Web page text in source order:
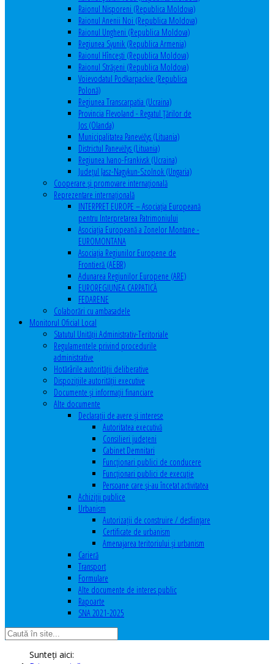
Raionul Nisporeni (Republica Moldova)
Raionul Anenii Noi (Republica Moldova)
Raionul Ungheni (Republica Moldova)
Regiunea Syunik (Republica Armenia)
Raionul Hîncești (Republica Moldova)
Raionul Străşeni (Republica Moldova)
Voievodatul Podkarpackie (Republica
Polonă)
Regiunea Transcarpatia (Ucraina)
Provincia Flevoland - Regatul Ţărilor de
Jos (Olanda)
Municipalitatea Panevėžys (Lituania)
Districtul Panevėžys (Lituania)
Regiunea Ivano-Frankivsk (Ucraina)
Judeţul Jasz-Nagykun-Szolnok (Ungaria)
Cooperare şi promovare internaţională
Reprezentare internaţională
INTERPRET EUROPE – Asociația Europeană
pentru Interpretarea Patrimoniului
Asociația Europeană a Zonelor Montane -
EUROMONTANA
Asociația Regiunilor Europene de
Frontieră (AEBR)
Adunarea Regiunilor Europene (ARE)
EUROREGIUNEA CARPATICĂ
FEDARENE
Colaborări cu ambasadele
Monitorul Oficial Local
Statutul Unităţii Administrativ-Teritoriale
Regulamentele privind procedurile
administrative
Hotărârile autorităţii deliberative
Dispoziţiile autorităţii executive
Documente şi informaţii financiare
Alte documente
Declaraţii de avere şi interese
Autoritatea executivă
Consilieri judeţeni
Cabinet Demnitari
Funcţionari publici de conducere
Funcționari publici de execuție
Persoane care şi-au încetat activitatea
Achiziţii publice
Urbanism
Autorizații de construire / desființare
Certificate de urbanism
Amenajarea teritoriului şi urbanism
Carieră
Transport
Formulare
Alte documente de interes public
Rapoarte
SNA 2021-2025
Sunteți aici: